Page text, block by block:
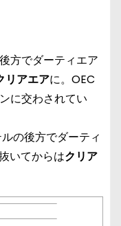
方でダーティエア
リアエアに。OEC
に交わされてい
の後方でダーティ
いてからはクリア